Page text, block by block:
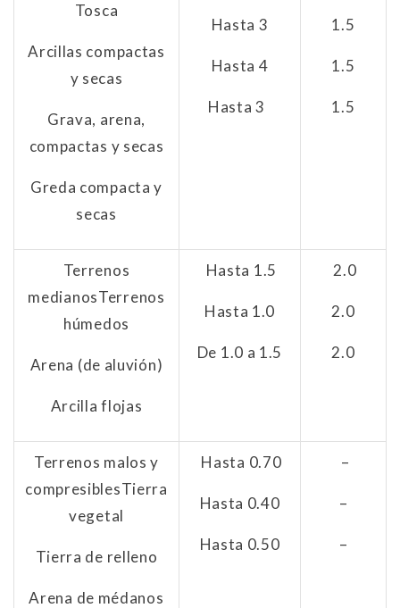
Tosca
Arcillas compactas
y secas
Grava, arena,
compactas y secas
Greda compacta y
secas
Hasta 3
Hasta 4
Hasta 3
1.5
1.5
1.5
Terrenos
medianosTerrenos
húmedos
Arena (de aluvión)
Arcilla flojas
Hasta 1.5
Hasta 1.0
De 1.0 a 1.5
2.0
2.0
2.0
Terrenos malos y
compresiblesTierra
vegetal
Tierra de relleno
Arena de médanos
Hasta 0.70
Hasta 0.40
Hasta 0.50
–
–
–